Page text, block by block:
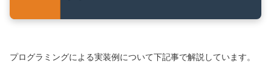
プログラミングによる実装例について下記事で解説しています。